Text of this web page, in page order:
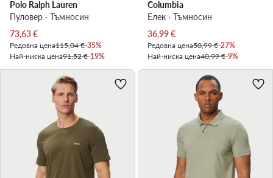
Polo Ralph Lauren
Пуловер · Тъмносин
Актуална цена
73,63€
Редовна цена115,04 €-35%
Най-ниска цена91,52 €-19%
Columbia
Елек · Тъмносин
Актуална цена
36,99€
Редовна цена50,99 €-27%
Най-ниска цена40,99 €-9%